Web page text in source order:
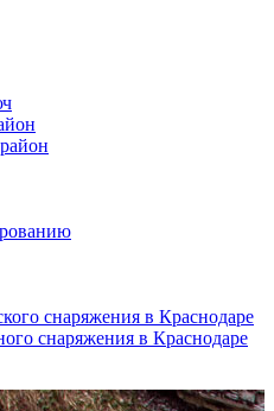
снаряжения в Краснодаре
снаряжения в Краснодаре